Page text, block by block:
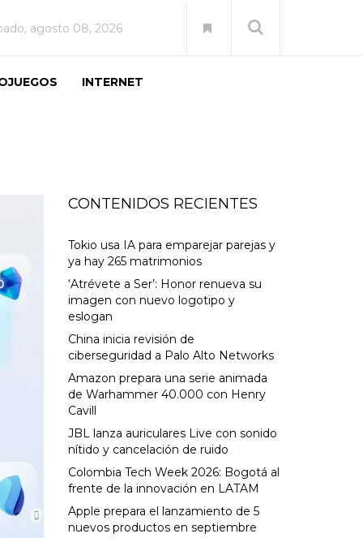
agosto 08, 2026
INTERNET
CONTENIDOS RECIENTES
Tokio usa IA para emparejar parejas y
ya hay 265 matrimonios
‘Atrévete a Ser’: Honor renueva su
imagen con nuevo logotipo y
eslogan
China inicia revisión de
ciberseguridad a Palo Alto Networks
Amazon prepara una serie animada
de Warhammer 40.000 con Henry
Cavill
JBL lanza auriculares Live con sonido
nítido y cancelación de ruido
Colombia Tech Week 2026: Bogotá al
frente de la innovación en LATAM
Apple prepara el lanzamiento de 5
nuevos productos en septiembre